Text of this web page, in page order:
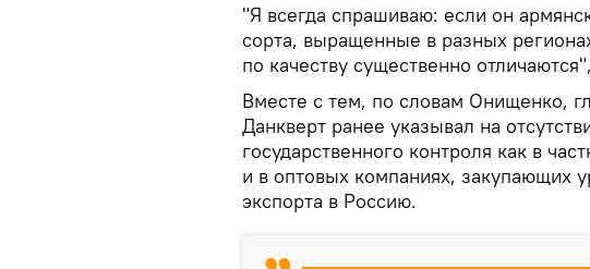
"Я всегда спрашиваю: если он
сорта, выращенные в разных
по качеству существенно
Вместе с тем, по словам Онищенко,
Данкверт ранее указывал на
государственного контроля как в
и в оптовых компаниях, закупающих
экспорта в Россию.